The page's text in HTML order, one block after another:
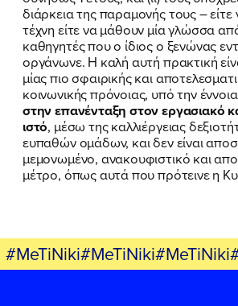
διάρκεια της παραμονής τους –
τέχνη είτε να μάθουν μία γλώσσα
καθηγητές που ο ίδιος ο ξενώνας
οργάνωνε. Η καλή αυτή πρακτική
μίας πιο σφαιρικής και
κοινωνικής πρόνοιας, υπό την
στην επανένταξη στον εργασιακό
ιστό, μέσω της καλλιέργειας
ευπαθών ομάδων, και δεν είναι
μεμονωμένο, ανακουφιστικό και
μέτρο, όπως αυτά που πρότεινε η